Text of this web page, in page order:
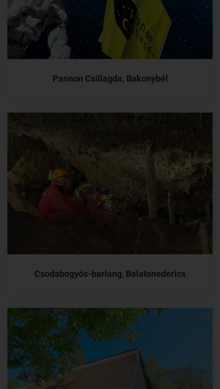
Pannon Csillagda, Bakonybél
Csodabogyós-barlang, Balatonederics